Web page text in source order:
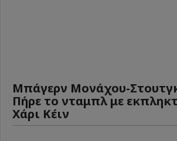
Μπάγερν Μονάχου-
Πήρε το νταμπλ με
Χάρι Κέιν